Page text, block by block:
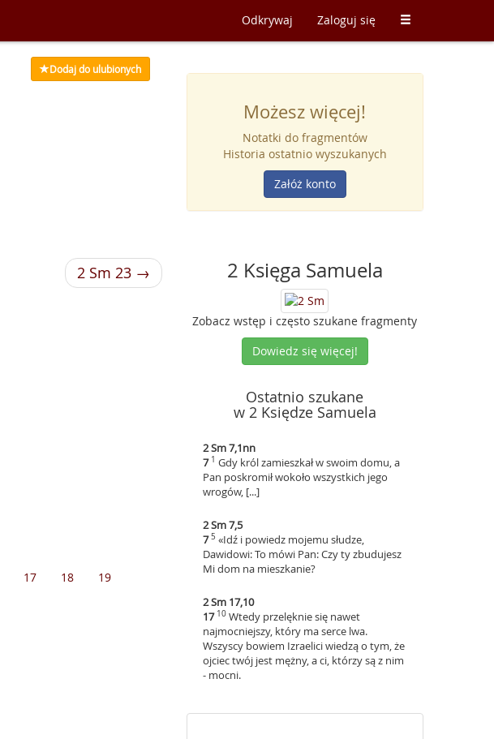
Odkrywaj Zaloguj się
Dodaj do ulubionych
2 Sm 23 →
17 18
19
Możesz więcej!
Notatki do fragmentów
Historia ostatnio wyszukanych
Załóż konto
2 Księga Samuela
Zobacz wstęp i często szukane fragmenty
Dowiedz się więcej!
Ostatnio szukane
w 2 Księdze Samuela
2 Sm 7,1nn
71 Gdy król zamieszkał w swoim domu, a
Pan poskromił wokoło wszystkich jego
wrogów, [...]
2 Sm 7,5
75 «Idź i powiedz mojemu słudze,
Dawidowi: To mówi Pan: Czy ty zbudujesz
Mi dom na mieszkanie?
2 Sm 17,10
1710 Wtedy przelęknie się nawet
najmocniejszy, który ma serce lwa.
Wszyscy bowiem Izraelici wiedzą o tym, że
ojciec twój jest mężny, a ci, którzy są z nim
- mocni.